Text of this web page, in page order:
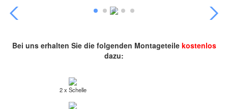
Bei uns erhalten Sie die folgenden Montageteile kostenlos
dazu:
2 x Schelle